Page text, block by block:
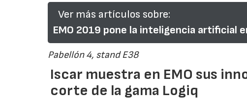
Ver más artículos sobre:
EMO 2019 pone la inteligencia artificial
Pabellón 4, stand E38
Iscar muestra en EMO sus
corte de la gama Logiq